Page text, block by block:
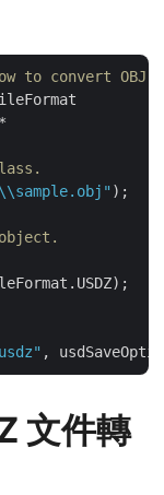
to convert OBJ
);
文件轉